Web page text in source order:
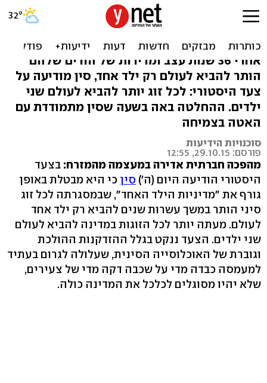
היסטוריה: סין מבטלת את
מדיניות הילד האחד
אחרי 36 שנות עצב ומרירות של הורים שלהם
הותר להביא לעולם רק ילד אחד, סין מודיעה על
צעד היסטורי: לכל זוג יותר להביא לעולם שני
ילדים. ההחלטה באה בשעה שסין מתמודדת עם
האטה בצמיחה
סוכנויות הידיעות
פורסם: 29.10.15, 12:55
מהפכה חברתית אדירה במעצמה מהמזרח: בצעד
היסטורי הודיעה היום (ה') סין כי היא מבטלת באופן
גורף את "מדיניות הילד האחד", שבמסגרתה לכל זוג
סיני הותר במשך עשרות שנים להביא רק ילד אחד
לעולם. מעתה יותר לכל הזוגות במדינה להביא לעולם
שני ילדים. הצעד ננקט בגלל ההזדקנות ההולכת
וגוברת של האוכלוסייה הסינית, שעלולה לגרום בעתיד
למעמסה כבדה מדי על שכבה דקה מדי של צעירים,
שלא יהיו מסוגלים לכלכל את המדינה כולה.